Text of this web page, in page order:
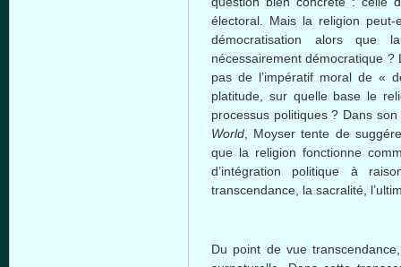
électoral
Mais la religion peut-
démocratisation
alors que
nécessairement démocratique ?
pas de l’impératif moral de «
platitude, sur quellebase le
processus politiques? Dansson
World
Moyser tente de
que la religionfonctionne
d’intégration
politique à
transcendance , la sacralité
Du point de vue transcendance